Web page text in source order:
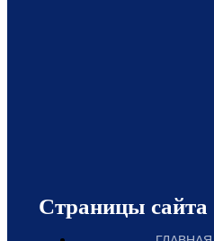
Страницы сайта